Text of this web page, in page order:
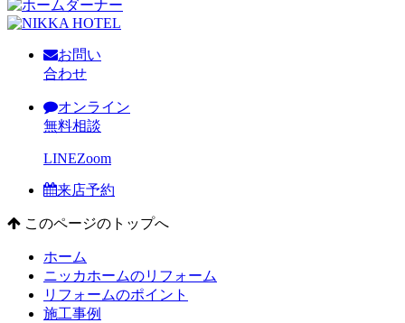
お問い
合わせ
オンライン
無料相談
LINEZoom
来店予約
このページのトップへ
ホーム
ニッカホームのリフォーム
リフォームのポイント
施工事例